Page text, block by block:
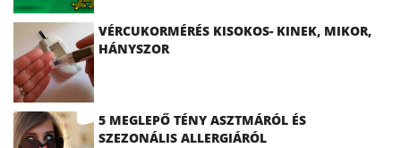
VÉRCUKORMÉRÉS KISOKOS- KINEK, MIKOR,
HÁNYSZOR
5 MEGLEPŐ TÉNY ASZTMÁRÓL ÉS
SZEZONÁLIS ALLERGIÁRÓL